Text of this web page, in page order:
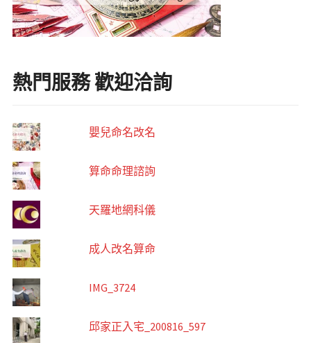
熱門服務 歡迎洽詢
嬰兒命名改名
算命命理諮詢
天羅地網科儀
成人改名算命
IMG_3724
邱家正入宅_200816_597